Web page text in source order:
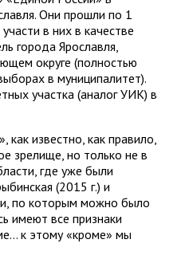
Они прошли по 1
в них в качестве
города Ярославля,
округе (полностью
в муниципалитет).
участка (аналог УИК) в
как известно, как правило,
зрелище, но только не в
где уже были
(2015 г.) и
по которым можно было
имеют все признаки
к этому «кроме» мы